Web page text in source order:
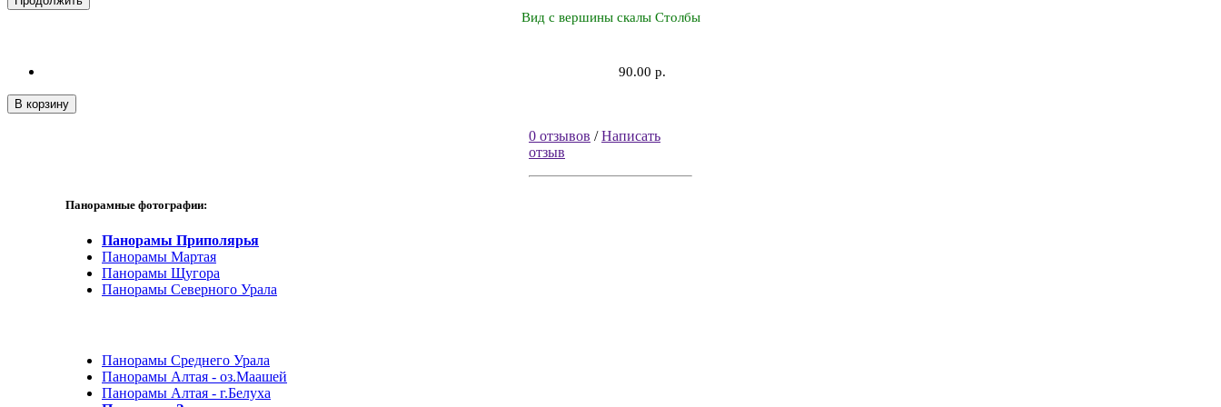
Вид с вершины скалы Столбы
90.00 р.
В корзину
0 отзывов /Написать
отзыв
Панорамные фотографии:
Панорамы Приполярья
Панорамы Мартая
Панорамы Щугора
Панорамы Северного Урала
Панорамы Среднего Урала
Панорамы Алтая - оз.Маашей
Панорамы Алтая - г.Белуха